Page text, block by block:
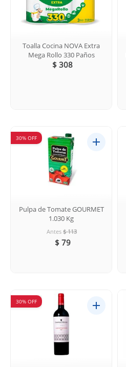
Toalla Cocina NOVA Extra
Mega Rollo 330 Paños
$ 308
30% OFF
Pulpa de Tomate GOURMET
1.030 Kg
Antes $ 113
$ 79
30% OFF